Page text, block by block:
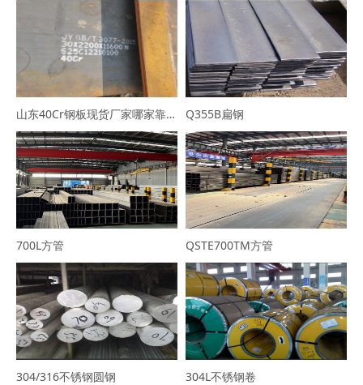
山东40Cr钢板现货厂家哪家靠谱？选山东普利通钢材，规格全可定制 Q355B扁钢
700L方管 QSTE700TM方管
304/316不锈钢圆钢 304L不锈钢卷